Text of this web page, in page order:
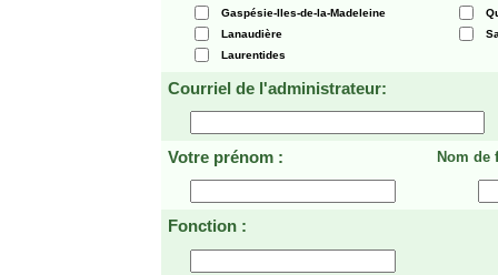
Gaspésie-Iles-de-la-Madeleine
Lanaudière
Laurentides
Courriel de l'administrateur:
Votre prénom : Nom de
Fonction :